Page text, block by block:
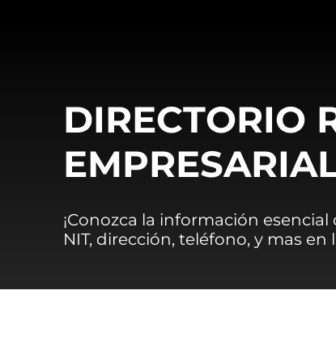
DIRECTORIO
¡Conozca la información
NIT, dirección, teléfono, y mas